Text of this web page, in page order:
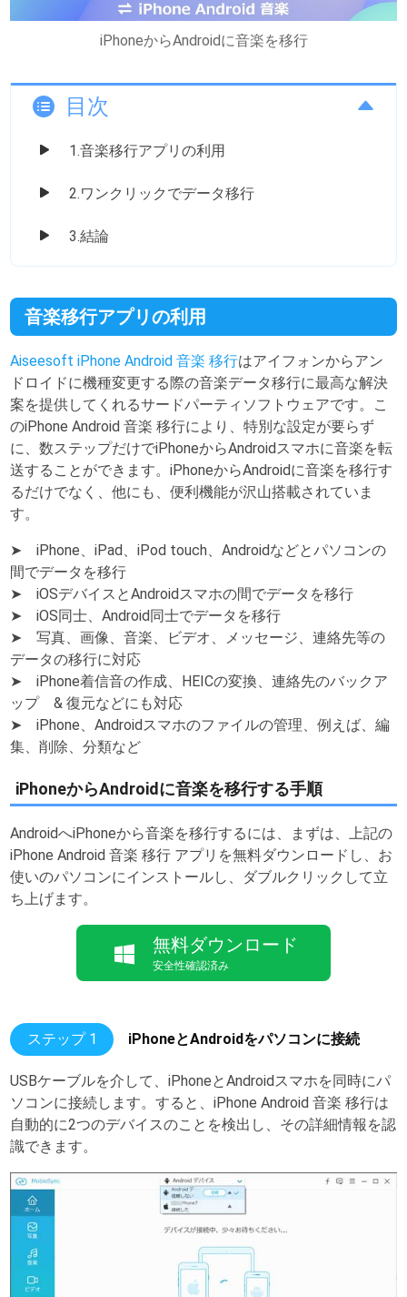
iPhoneからAndroidに音楽を移行
目次
1.音楽移行アプリの利用
2.ワンクリックでデータ移行
3.結論
音楽移行アプリの利用
Aiseesoft iPhone Android 音楽 移行はアイフォンからアン
ドロイドに機種変更する際の音楽データ移行に最高な解決
案を提供してくれるサードパーティソフトウェアです。こ
のiPhone Android 音楽 移行により、特別な設定が要らず
に、数ステップだけでiPhoneからAndroidスマホに音楽を転
送することができます。iPhoneからAndroidに音楽を移行す
るだけでなく、他にも、便利機能が沢山搭載されていま
す。
➤ iPhone、iPad、iPod touch、Androidなどとパソコンの
間でデータを移行
➤ iOSデバイスとAndroidスマホの間でデータを移行
➤ iOS同士、Android同士でデータを移行
➤ 写真、画像、音楽、ビデオ、メッセージ、連絡先等の
データの移行に対応
➤ iPhone着信音の作成、HEICの変換、連絡先のバックア
ップ & 復元などにも対応
➤ iPhone、Androidスマホのファイルの管理、例えば、編
集、削除、分類など
iPhoneからAndroidに音楽を移行する手順
AndroidへiPhoneから音楽を移行するには、まずは、上記の
iPhone Android 音楽 移行 アプリを無料ダウンロードし、お
使いのパソコンにインストールし、ダブルクリックして立
ち上げます。
無料ダウンロード
安全性確認済み
ステップ 1 iPhoneとAndroidをパソコンに接続
USBケーブルを介して、iPhoneとAndroidスマホを同時にパ
ソコンに接続します。すると、iPhone Android 音楽 移行は
自動的に2つのデバイスのことを検出し、その詳細情報を認
識できます。